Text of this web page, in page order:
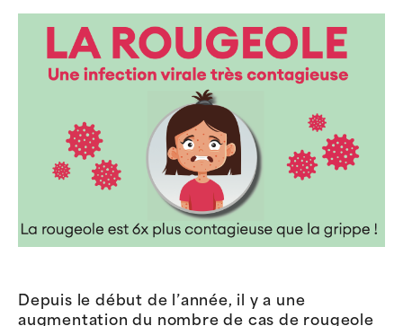
Depuis le début de l’année, il y a une
augmentation du nombre de cas de rougeole